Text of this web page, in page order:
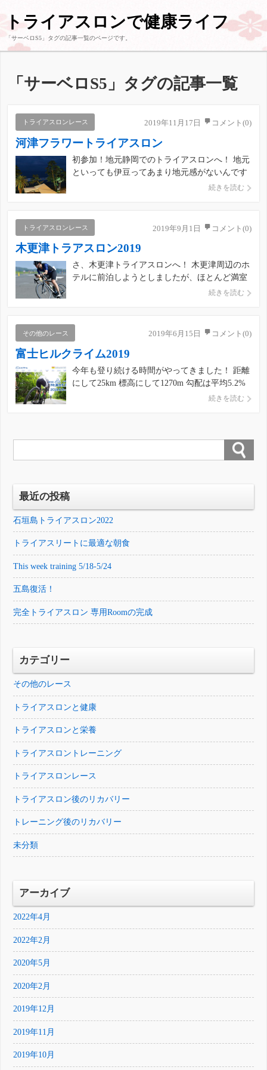
トライアスロンで健康ライフ
「サーベロS5」タグの記事一覧のページです。
「 サーベロS5 」タグの記事一覧
トライアスロンレース 2019年11月17日 コメント(0)
河津フラワートライアスロン
初参加！地元静岡でのトライアスロンへ！ 地元
といっても伊豆ってあまり地元感がないんです
よね。静岡あるあるだけどとりあえず静岡も広
れど河津桜は毎年見にきていてそこでトライア
スロンができるなんて！って […]
続きを読む
トライアスロンレース 2019年9月1日 コメント(0)
木更津トラアスロン2019
さ、木更津トライアスロンへ！ 木更津周辺のホ
テルに前泊しようとしましたが、ほとんど満室
になっていたほか空いている部屋がなぜだかは
ているので早めに行く必要はないのですが、大
会の駐車場を見るとレース […]
続きを読む
その他のレース 2019年6月15日 コメント(0)
富士ヒルクライム2019
今年も登り続ける時間がやってきました！ 距離
にして25km 標高にして1270m 勾配は平均5.2%
（最大7.8%） 参加2年目の今回は3日前に納車さ
続きを読む
最近の投稿
石垣島トライアスロン2022
トライアスリートに最適な朝食
This week training 5/18-5/24
五島復活！
完全トライアスロン 専用Roomの完成
カテゴリー
その他のレース
トライアスロンと健康
トライアスロンと栄養
トライアスロントレーニング
トライアスロンレース
トライアスロン後のリカバリー
トレーニング後のリカバリー
未分類
アーカイブ
2022年4月
2022年2月
2020年5月
2020年2月
2019年12月
2019年11月
2019年10月